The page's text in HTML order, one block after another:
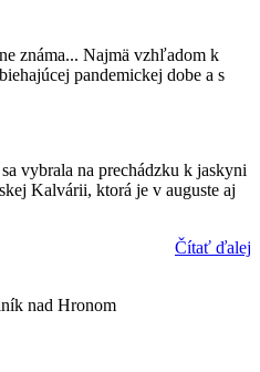
známa... Najmä vzhľadom k
pandemickej dobe a s
vybrala na prechádzku k jaskyni
Kalvárii, ktorá je v auguste aj
Čítať ďalej
nad Hronom